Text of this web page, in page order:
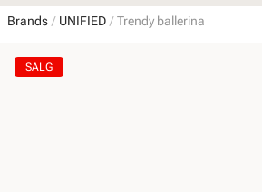
Brands UNIFIED Trendy ballerina
SALG